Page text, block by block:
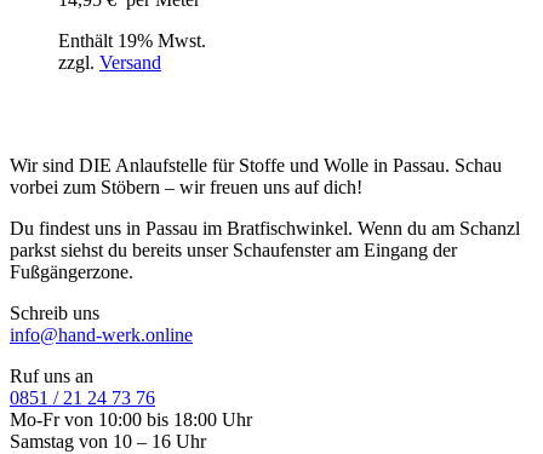
Enthält 19% Mwst.
zzgl. Versand
Wir sind DIE Anlaufstelle für Stoffe und Wolle in Passau. Schau
vorbei zum Stöbern – wir freuen uns auf dich!
Du findest uns in Passau im Bratfischwinkel. Wenn du am Schanzl
parkst siehst du bereits unser Schaufenster am Eingang der
Fußgängerzone.
Schreib uns
info@hand-werk.online
Ruf uns an
0851 / 21 24 73 76
Mo-Fr von 10:00 bis 18:00 Uhr
Samstag von 10 – 16 Uhr